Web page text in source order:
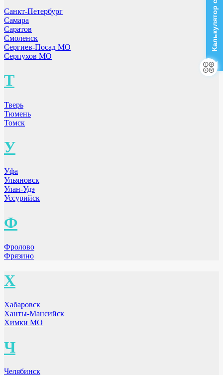
Санкт-Петербург
Самара
Саратов
Смоленск
Сергиев-Посад МО
Серпухов МО
Т
Тверь
Тюмень
Томск
У
Уфа
Ульяновск
Улан-Удэ
Уссурийск
Ф
Фролово
Фрязино
Х
Хабаровск
Ханты-Мансийск
Химки МО
Ч
Челябинск